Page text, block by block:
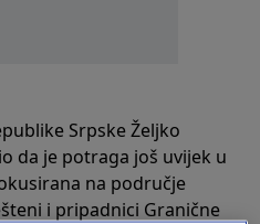
Srpske Željko
da je potraga još uvijek u
na područje
i pripadnici Granične